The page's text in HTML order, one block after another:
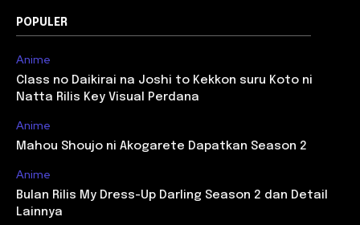
POPULER
Anime
Class no Daikirai na Joshi to Kekkon suru Koto ni
Natta Rilis Key Visual Perdana
Anime
Mahou Shoujo ni Akogarete Dapatkan Season 2
Anime
Bulan Rilis My Dress-Up Darling Season 2 dan Detail
Lainnya